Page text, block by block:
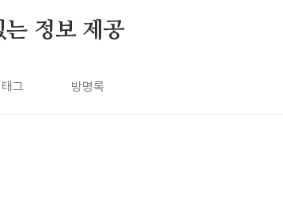
는 정보 제공
태그 방명록